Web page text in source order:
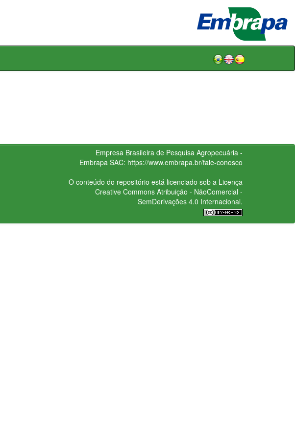
Empresa Brasileira de Pesquisa Agropecuária -
Embrapa SAC: https://www.embrapa.br/fale-conosco
O conteúdo do repositório está licenciado sob a Licença
Creative CommonsAtribuição - NãoComercial -
SemDerivações 4.0 Internacional.